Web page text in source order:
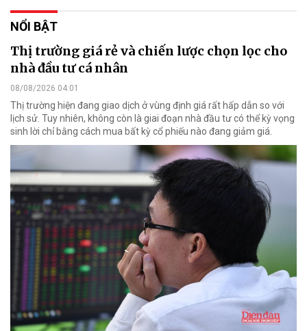
NỔI BẬT
Thị trường giá rẻ và chiến lược chọn lọc cho
nhà đầu tư cá nhân
08/08/2026 04:01
Thị trường hiện đang giao dịch ở vùng định giá rất hấp dẫn so với
lịch sử. Tuy nhiên, không còn là giai đoạn nhà đầu tư có thể kỳ vọng
sinh lời chỉ bằng cách mua bất kỳ cổ phiếu nào đang giảm giá.